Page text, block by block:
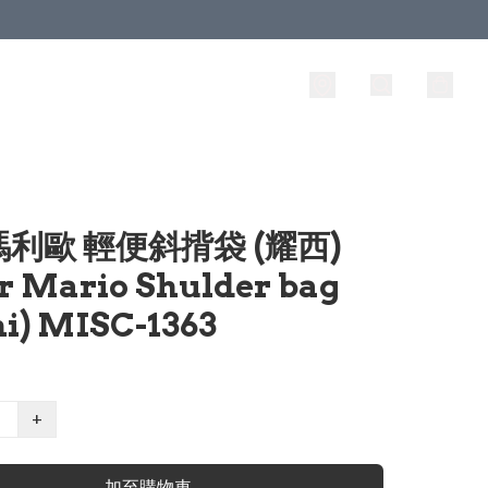
利歐 輕便斜揹袋 (耀西)
Mario Shulder bag
MISC-1363
+